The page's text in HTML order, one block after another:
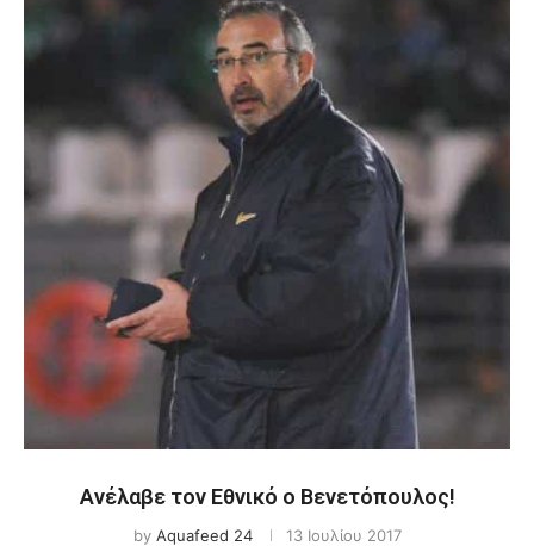
Ανέλαβε τον Εθνικό ο Βενετόπουλος!
by Aquafeed 24 13 Ιουλίου 2017